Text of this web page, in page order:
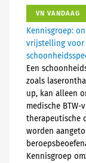
VN VANDAAG
Kennisgroep:
vrijstelling voor
Een
zoals
up, kan alleen
medische
therapeutische
worden
Kennisgroep